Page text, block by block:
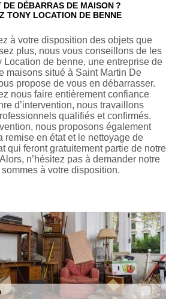
DE DÉBARRAS DE MAISON ?
TONY LOCATION DE BENNE
à votre disposition des objets que
plus, nous vous conseillons de les
Location de benne, une entreprise de
maisons situé à Saint Martin De
propose de vous en débarrasser.
nous faire entièrement confiance
d’intervention, nous travaillons
qualifiés et confirmés.
nous proposons également
remise en état et le nettoyage de
qui feront gratuitement partie de notre
n’hésitez pas à demander notre
à votre disposition.